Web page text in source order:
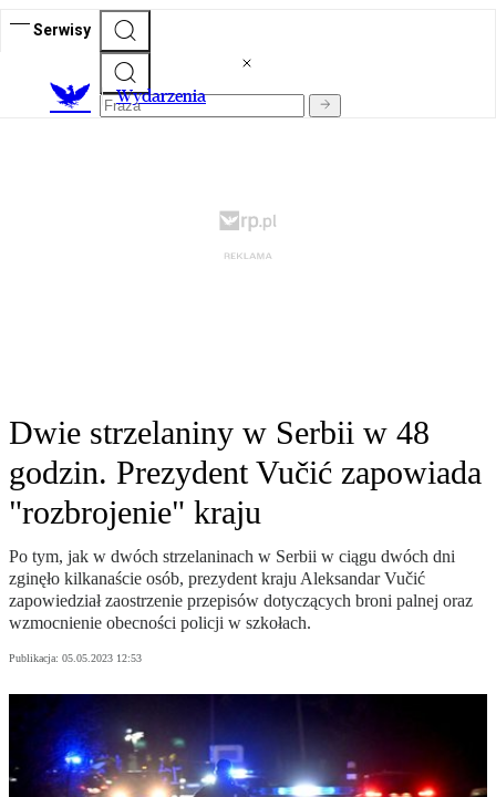
Serwisy
Wydarzenia
Dwie strzelaniny w Serbii w 48
godzin. Prezydent Vučić zapowiada
"rozbrojenie" kraju
Po tym, jak w dwóch strzelaninach w Serbii w ciągu dwóch dni
zginęło kilkanaście osób, prezydent kraju Aleksandar Vučić
zapowiedział zaostrzenie przepisów dotyczących broni palnej oraz
wzmocnienie obecności policji w szkołach.
Publikacja: 05.05.2023 12:53